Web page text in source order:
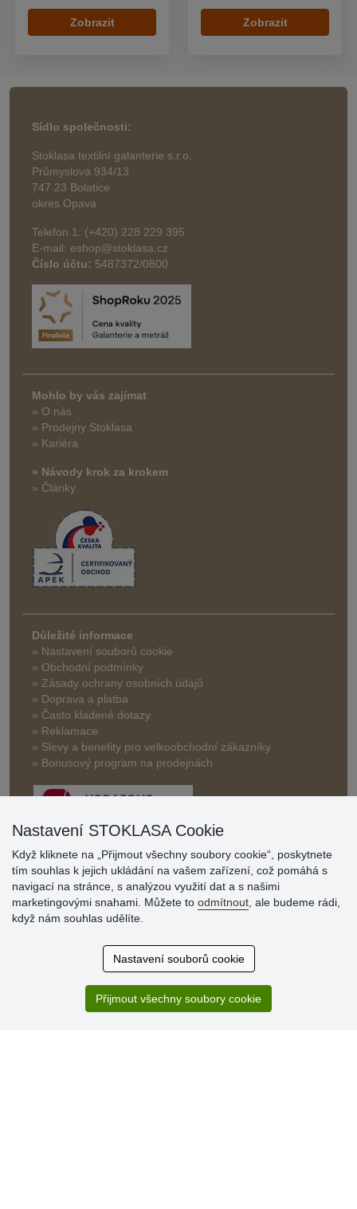
Zobrazit Zobrazit
Sídlo společnosti:
Stoklasa textilní galanterie s.r.o.
Průmyslová 934/13
747 23 Bolatice
okres Opava
Telefon 1: (+420) 228 229 395
E-mail: eshop@stoklasa.cz
Číslo účtu: 5487372/0800
Mohlo by vás zajímat
» O nás
» Prodejny Stoklasa
» Kariéra
» Návody krok za krokem
» Články
Důležité informace
» Nastavení souborů cookie
» Obchodní podmínky
» Zásady ochrany osobních údajů
» Doprava a platba
» Často kladené dotazy
» Reklamace
» Slevy a benefity pro velkoobchodní zákazníky
» Bonusový program na prodejnách
Hodnocení
zákazníků
Super obchod, kvalitní zboží za slušné ceny. Vřele
Sortiment za fajn ceny a hlavně super rychlé dodání. Moc
Nastavení STOKLASA Cookie
Když kliknete na „Přijmout všechny soubory cookie“, poskytnete
tím souhlas k jejich ukládání na vašem zařízení, což pomáhá s
navigací na stránce, s analýzou využití dat a s našimi
marketingovými snahami. Můžete to odmítnout , ale budeme rádi,
když nám souhlas udělíte.
Nastavení souborů cookie
Přijmout všechny soubory cookie